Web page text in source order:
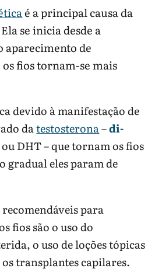
é a principal causa da
se inicia desde a
aparecimento de
fios tornam-se mais
devido à manifestação de
datestosterona–di-
ou DHT – que tornam os fios
gradual eles param de
para
fios são o uso do
o uso de loções tópicas
transplantes capilares.